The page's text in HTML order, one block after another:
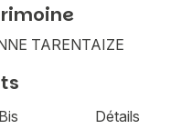
TARENTAIZE
Détails